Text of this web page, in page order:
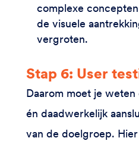
complexe
de visuele
vergroten.
Stap 6: User
Daarom moet je
én daadwerkelijk
van de doelgroep.